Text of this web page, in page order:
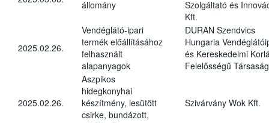
állomány
Szolgáltató és
Kft.
2025.02.26.
Vendéglátó-ipari
termék előállításához
felhasznált
alapanyagok
DURAN Szendvics
Hungaria
és Kereskedelmi
Felelősségű Társaság
2025.02.26.
Aszpikos
hidegkonyhai
készítmény, lesütött
csirke, bundázott,
Szivárvány Wok Kft.